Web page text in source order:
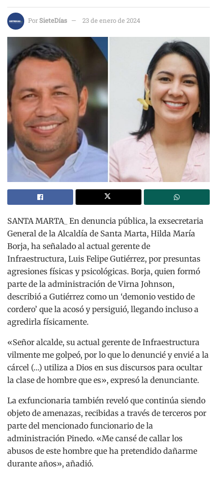
PorSieteDías 23 de enero de 2024
SANTA MARTA_ En denuncia pública, la exsecretaria
General de la Alcaldía de Santa Marta, Hilda María
Borja, ha señalado al actual gerente de
Infraestructura, Luis Felipe Gutiérrez, por presuntas
agresiones físicas y psicológicas. Borja, quien formó
parte de la administración de Virna Johnson,
describió a Gutiérrez como un ‘demonio vestido de
cordero’ que la acosó y persiguió, llegando incluso a
agredirla físicamente.
«Señor alcalde, su actual gerente de Infraestructura
vilmente me golpeó, por lo que lo denuncié y envié a la
cárcel (…) utiliza a Dios en sus discursos para ocultar
la clase de hombre que es», expresó la denunciante.
La exfuncionaria también reveló que continúa siendo
objeto de amenazas, recibidas a través de terceros por
parte del mencionado funcionario de la
administración Pinedo. «Me cansé de callar los
abusos de este hombre que ha pretendido dañarme
durante años», añadió.